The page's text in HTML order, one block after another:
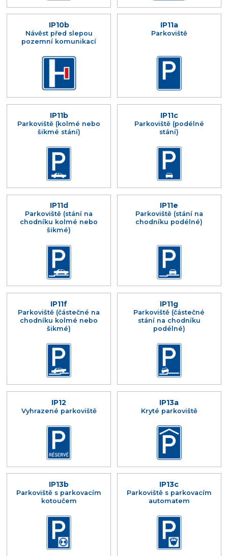
IP10b
Návěst před slepou
pozemní komunikací
IP11a
Parkoviště
IP11b
Parkoviště (kolmé nebo
šikmé stání)
IP11c
Parkoviště (podélné
stání)
IP11d
Parkoviště (stání na
chodníku kolmé nebo
šikmé)
IP11e
Parkoviště (stání na
chodníku podélné)
IP11f
Parkoviště (částečné na
chodníku kolmé nebo
šikmé)
IP11g
Parkoviště (částečné
stání na chodníku
podélné)
IP12
Vyhrazené parkoviště
IP13a
Kryté parkoviště
IP13b
Parkoviště s parkovacím
kotoučem
IP13c
Parkoviště s parkovacím
automatem